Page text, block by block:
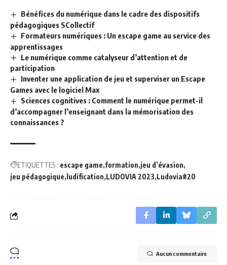
Bénéfices du numérique dans le cadre des dispositifs
pédagogiques SCollectif
Formateurs numériques : Un escape game au service des
apprentissages
Le numérique comme catalyseur d’attention et de
participation
Inventer une application de jeu et superviser un Escape
Games avec le logiciel Max
Sciences cognitives : Comment le numérique permet-il
d’accompagner l’enseignant dans la mémorisation des
connaissances ?
ETIQUETTES : escape game formation jeu d’évasion
jeu pédagogique ludification LUDOVIA 2023 Ludovia#20
Aucun commentaire